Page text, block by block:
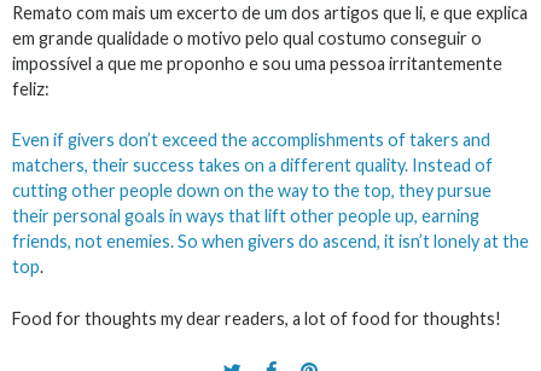
Remato com mais um excerto de um dos artigos que li, e que explica
em grande qualidade o motivo pelo qual costumo conseguir o
impossível a que me proponho e sou uma pessoa irritantemente
feliz:
Even if givers don’t exceed the accomplishments of takers and
matchers, their success takes on a different quality. Instead of
cutting other people down on the way to the top, they pursue
their personal goals in ways that lift other people up, earning
friends, not enemies. So when givers do ascend, it isn’t lonely at the
top.
Food for thoughts my dear readers, a lot of food for thoughts!